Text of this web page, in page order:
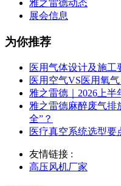
雅之雷德动态
展会信息
为你推荐
医用气体设计及施工
医用空气VS医用氧
雅之雷德｜2026上
雅之雷德麻醉废气排
全”？
医疗真空系统选型
友情链接 :
高压风机厂家